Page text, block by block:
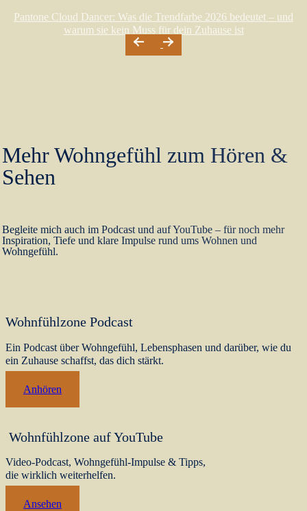
Pantone Cloud Dancer: Was die Trendfarbe 2026 bedeutet – und
warum sie kein Muss für dein Zuhause ist
Mehr Wohngefühl zum Hören &
Sehen
Begleite mich auch im Podcast und auf YouTube – für noch mehr
Inspiration, Tiefe und klare Impulse rund ums Wohnen und
Wohngefühl.
Wohnfühlzone Podcast
Ein Podcast über Wohngefühl, Lebensphasen und darüber, wie du
ein Zuhause schaffst, das dich stärkt.
Anhören
Wohnfühlzone auf YouTube
Video-Podcast, Wohngefühl-Impulse & Tipps,
die wirklich weiterhelfen.
Ansehen